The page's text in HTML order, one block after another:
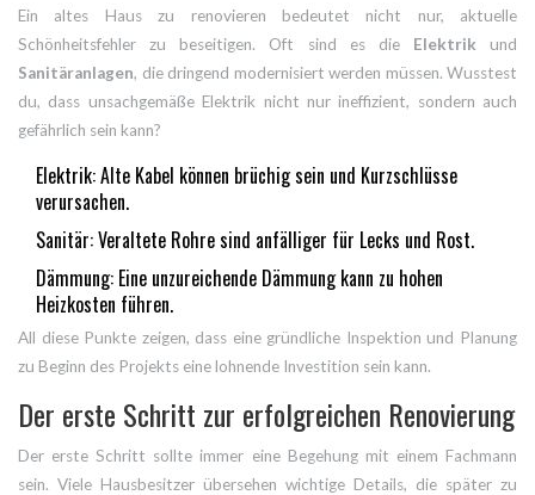
Ein altes Haus zu renovieren bedeutet nicht nur, aktuelle
Schönheitsfehler zu beseitigen. Oft sind es die Elektrik und
Sanitäranlagen, die dringend modernisiert werden müssen. Wusstest
du, dass unsachgemäße Elektrik nicht nur ineffizient, sondern auch
gefährlich sein kann?
Elektrik: Alte Kabel können brüchig sein und Kurzschlüsse
verursachen.
Sanitär: Veraltete Rohre sind anfälliger für Lecks und Rost.
Dämmung: Eine unzureichende Dämmung kann zu hohen
Heizkosten führen.
All diese Punkte zeigen, dass eine gründliche Inspektion und Planung
zu Beginn des Projekts eine lohnende Investition sein kann.
Der erste Schritt zur erfolgreichen Renovierung
Der erste Schritt sollte immer eine Begehung mit einem Fachmann
sein. Viele Hausbesitzer übersehen wichtige Details, die später zu